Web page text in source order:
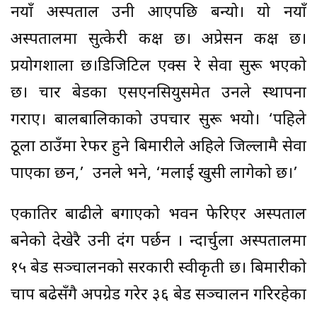
नयाँ अस्पताल उनी आएपछि बन्यो। यो नयाँ
अस्पतालमा सुत्केरी कक्ष छ। अप्रेसन कक्ष छ।
प्रयोगशाला छ।डिजिटिल एक्स रे सेवा सुरू भएको
छ। चार बेडका एसएनसियुसमेत उनले स्थापना
गराए। बालबालिकाको उपचार सुरू भयो। ‘पहिले
ठूला ठाउँमा रेफर हुने बिमारीले अहिले जिल्लामै सेवा
पाएका छन,’ उनले भने, ‘मलाई खुसी लागेको छ।’
एकातिर बाढीले बगाएको भवन फेरिएर अस्पताल
बनेको देखेरै उनी दंग पर्छन । न्दार्चुला अस्पतालमा
१५ बेड सञ्चालनको सरकारी स्वीकृती छ। बिमारीको
चाप बढेसँगै अपग्रेड गरेर ३६ बेड सञ्चालन गरिरहेका